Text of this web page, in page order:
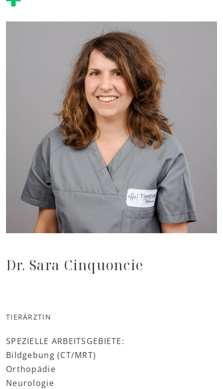
Dr. Sara Cinquoncie
TIERÄRZTIN
SPEZIELLE ARBEITSGEBIETE:
Bildgebung (CT/MRT)
Orthopädie
Neurologie